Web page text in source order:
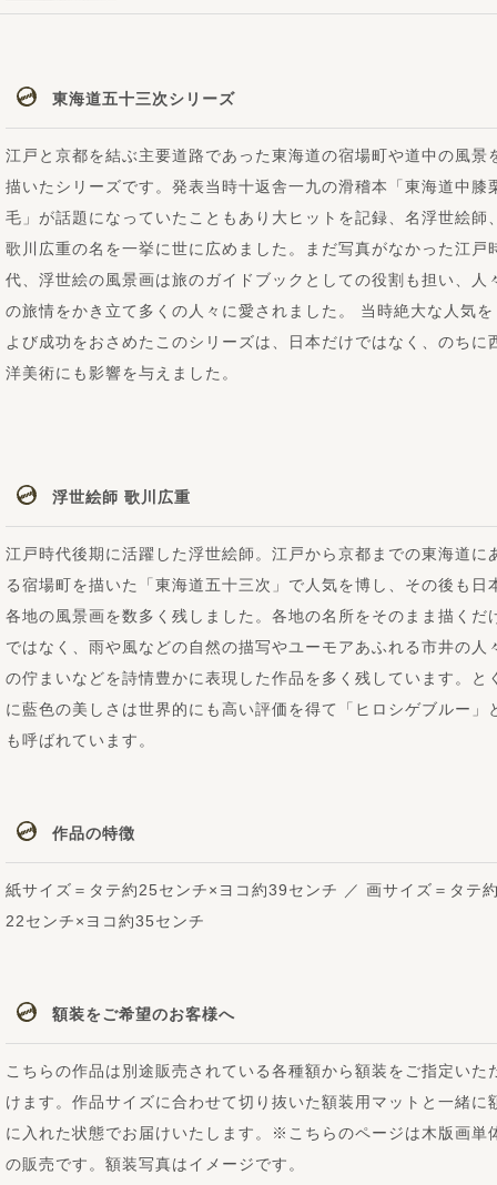
東海道五十三次シリーズ
江戸と京都を結ぶ主要道路であった東海道の宿場町や道中の風景
描いたシリーズです。発表当時十返舎一九の滑稽本「東海道中膝
毛」が話題になっていたこともあり大ヒットを記録、名浮世絵師
歌川広重の名を一挙に世に広めました。まだ写真がなかった江戸
代、浮世絵の風景画は旅のガイドブックとしての役割も担い、人
の旅情をかき立て多くの人々に愛されました。 当時絶大な人気を
よび成功をおさめたこのシリーズは、日本だけではなく、のちに
洋美術にも影響を与えました。
浮世絵師 歌川広重
江戸時代後期に活躍した浮世絵師。江戸から京都までの東海道に
る宿場町を描いた「東海道五十三次」で人気を博し、その後も日
各地の風景画を数多く残しました。各地の名所をそのまま描くだ
ではなく、雨や風などの自然の描写やユーモアあふれる市井の人
の佇まいなどを詩情豊かに表現した作品を多く残しています。と
に藍色の美しさは世界的にも高い評価を得て「ヒロシゲブルー」
も呼ばれています。
作品の特徴
紙サイズ＝タテ約25センチ×ヨコ約39センチ ／ 画サイズ＝タテ
22センチ×ヨコ約35センチ
額装をご希望のお客様へ
こちらの作品は別途販売されている各種額から額装をご指定いた
けます。作品サイズに合わせて切り抜いた額装用マットと一緒に
に入れた状態でお届けいたします。※こちらのページは木版画単
の販売です。額装写真はイメージです。